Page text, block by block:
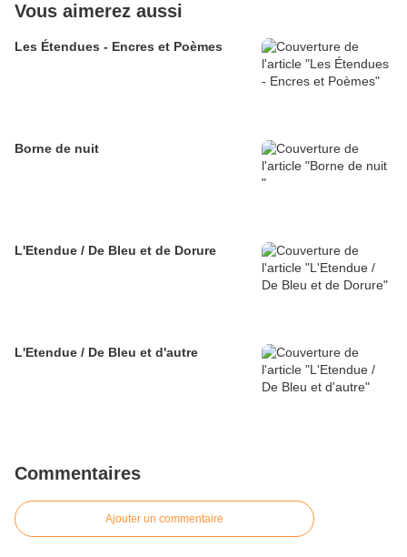
Vous aimerez aussi
Les Étendues - Encres et Poèmes
Borne de nuit
L'Etendue / De Bleu et de Dorure
L'Etendue / De Bleu et d'autre
Commentaires
Ajouter un commentaire